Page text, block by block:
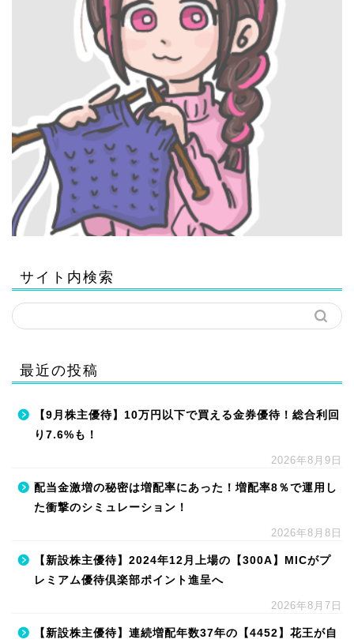
サイト内検索
最近の投稿
【9月株主優待】10万円以下で買える金券優待！総合利回
り7.6%も！
2026年8月9日
配当金激増の秘密は増配率にあった！増配率8％で運用し
た衝撃のシミュレーション！
2026年8月8日
【新設株主優待】2024年12月上場の【300A】MICがプ
レミアム優待倶楽部ポイント進呈へ
2026年8月7日
【新設株主優待】連続増配年数37年の【4452】花王が自